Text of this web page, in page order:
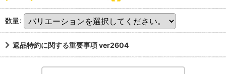
数量:
返品特約に関する重要事項 ver2604